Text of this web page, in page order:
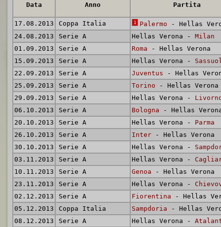
Data Anno Partita
17.08.2013
Coppa Italia 1 Palermo - Hellas
24.08.2013
Serie A Hellas Verona - Milan
01.09.2013
Serie A Roma - Hellas Verona
15.09.2013
Serie A Hellas Verona -
22.09.2013
Serie A Juventus - Hellas
25.09.2013
Serie A Torino - Hellas Verona
29.09.2013
Serie A Hellas Verona -
06.10.2013
Serie A Bologna - Hellas
20.10.2013
Serie A Hellas Verona - Parma
26.10.2013
Serie A Inter - Hellas Verona
30.10.2013
Serie A Hellas Verona -
03.11.2013
Serie A Hellas Verona -
10.11.2013
Serie A Genoa - Hellas Verona
23.11.2013
Serie A Hellas Verona -
02.12.2013
Serie A Fiorentina - Hellas
05.12.2013
Coppa Italia Sampdoria - Hellas
08.12.2013
Serie A Hellas Verona -